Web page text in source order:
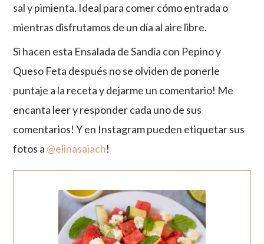
sal y pimienta. Ideal para comer cómo entrada o
mientras disfrutamos de un día al aire libre.
Si hacen esta Ensalada de Sandía con Pepino y
Queso Feta después no se olviden de ponerle
puntaje a la receta y dejarme un comentario! Me
encanta leer y responder cada uno de sus
comentarios! Y en Instagram pueden etiquetar sus
fotos a @elinasaiach!